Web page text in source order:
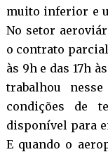
muito inferior e
No setor
o contrato
às 9h e das 17h
trabalhou
condições de
disponível para
E quando o